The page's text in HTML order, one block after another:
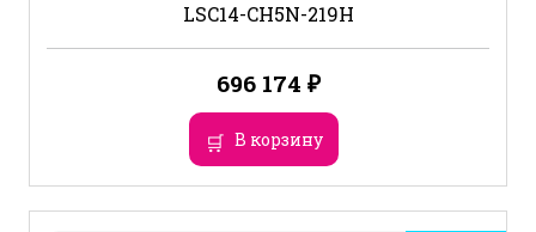
LSC14-CH5N-219H
696 174 ₽
В корзину